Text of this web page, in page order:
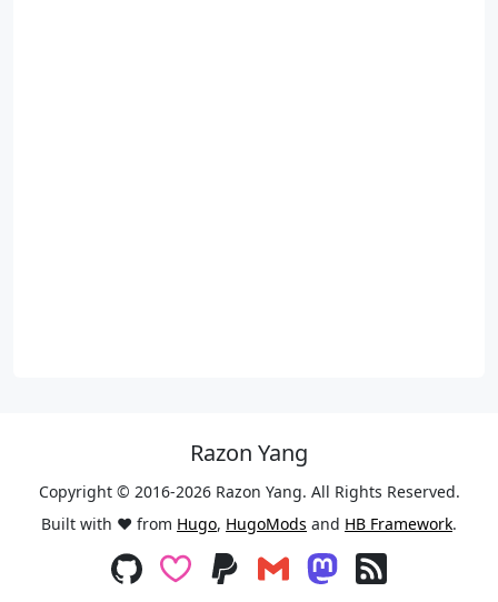
Razon Yang
Copyright © 2016-2026 Razon Yang. All Rights Reserved.
Built with ❤️ from Hugo, HugoMods and HB Framework.